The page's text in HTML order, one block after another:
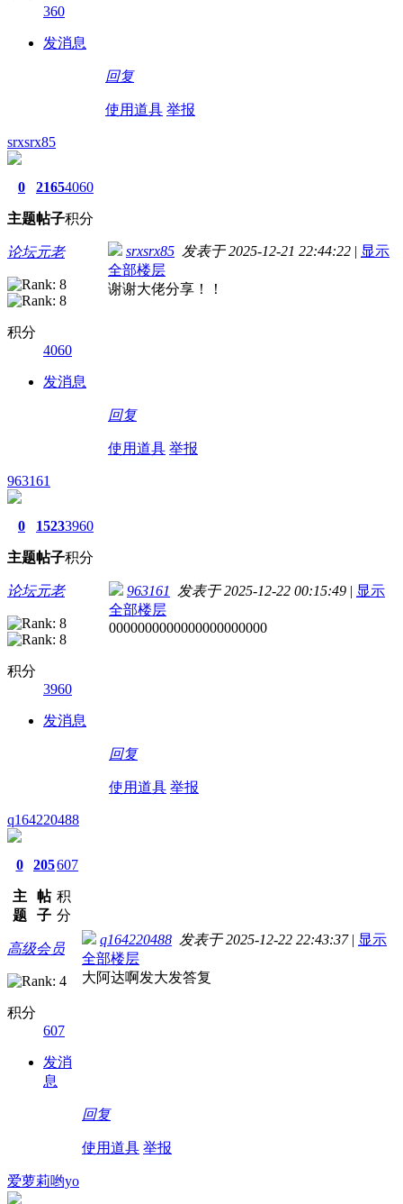
360
发消息
回复
使用道具 举报
srxsrx85
0
主题
2165
帖子
4060
积分
论坛元老
积分
4060
发消息
srxsrx85 发表于 2025-12-21 22:44:22 | 显示
全部楼层
谢谢大佬分享！！
回复
使用道具 举报
963161
0
主题
1523
帖子
3960
积分
论坛元老
积分
3960
发消息
963161 发表于 2025-12-22 00:15:49 | 显示
全部楼层
0000000000000000000000
回复
使用道具 举报
q164220488
0
主
题
205
帖
子
607
积
分
高级会员
积分
607
发消
息
q164220488 发表于 2025-12-22 22:43:37 | 显示
全部楼层
大阿达啊发大发答复
回复
使用道具 举报
爱萝莉哟yo